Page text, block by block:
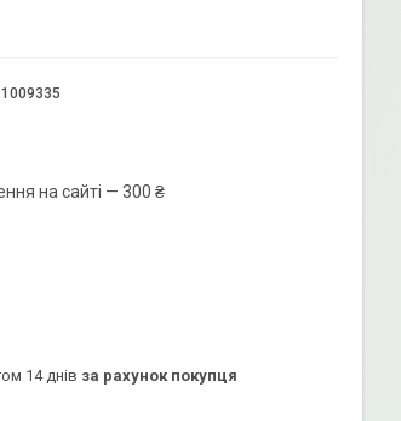
1009335
на сайті — 300 ₴
14 днів за рахунок покупця